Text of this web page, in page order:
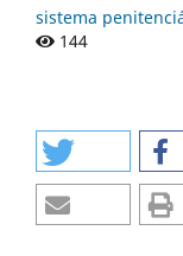
sistema
144